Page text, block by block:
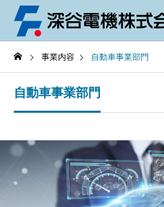
事業内容 自動車事業部門
自動車事業部門